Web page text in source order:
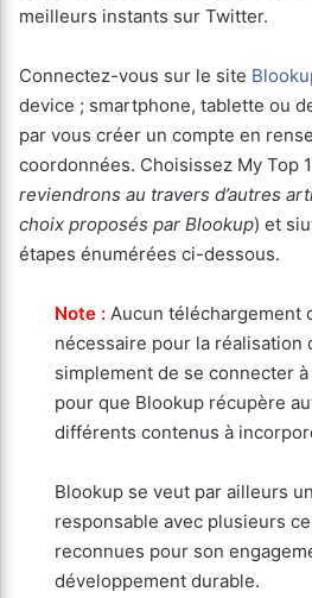
meilleurs instants sur Twitter.
Connectez-vous sur le site
device ; smartphone, tablette ou
par vous créer un compte en
coordonnées. Choisissez My Top
reviendrons au travers d’autres
choix proposés par Blookup) et
étapes énumérées ci-dessous.
Note : Aucun téléchargement
nécessaire pour la réalisation
simplement de se connecter
pour que Blookup récupère
différents contenus à
Blookup se veut par ailleurs
responsable avec plusieurs
reconnues pour son
développement durable.